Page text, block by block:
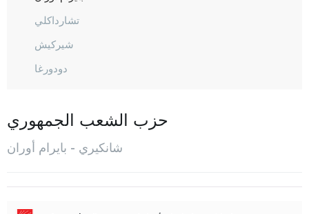
تشارداكلي
شيركيش
دودورغا
إيلغاز
كالفات
كورغون
حزب الشعب الجمهوري
شانكيري - بايرام أوران